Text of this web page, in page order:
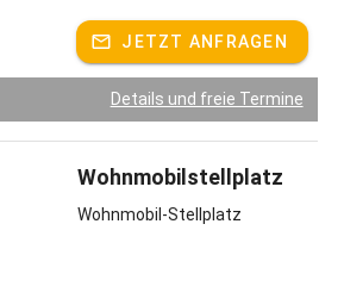
JETZT ANFRAGEN
Details und freie Termine
Wohnmobilstellplatz
Wohnmobil-Stellplatz